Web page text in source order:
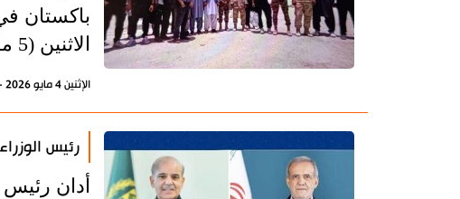
باكستان
الاثنين (5 مايو) عبر محطة "رمدان" الحدودية في مقاطعة دشتياري، سيستان وبلوشستان.
الإثنين 4 مايو 2026 - 18:17 بتوقيت طهران
رئيس
أدان رئيس